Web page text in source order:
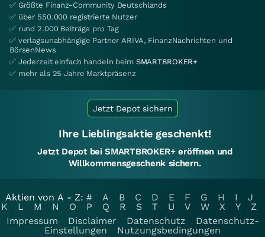
✅ Größte Finanz-Community Deutschlands
✅ über 550.000 registrierte Nutzer
✅ rund 2.000 Beiträge pro Tag
✅ verlagsunabhängige Partner ARIVA, FinanzNachrichten und
BörsenNews
✅ Jederzeit einfach handeln beim SMARTBROKER+
✅ mehr als 25 Jahre Marktpräsenz
Jetzt Depot sichern
Ihre Lieblingsaktie geschenkt!
Jetzt Depot bei SMARTBROKER+ eröffnen und
Willkommensgeschenk sichern.
Aktien von A - Z: # A B C D E F G H I
J
K
L M N O P Q R S T U V W X Y
Z
Impressum
Disclaimer Datenschutz
Datenschutz-
Einstellungen
Nutzungsbedingungen